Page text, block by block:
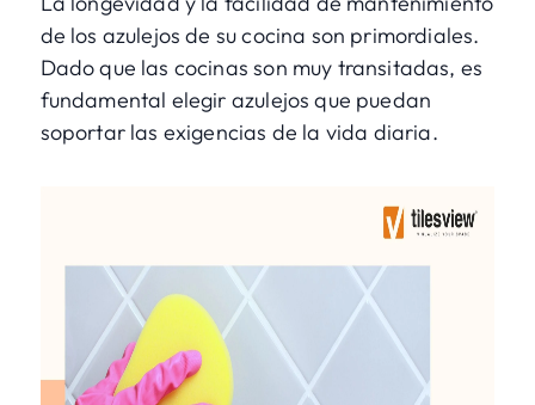
de los azulejos de su cocina son primordiales.
Dado que las cocinas son muy transitadas, es
fundamental elegir azulejos que puedan
soportar las exigencias de la vida diaria.